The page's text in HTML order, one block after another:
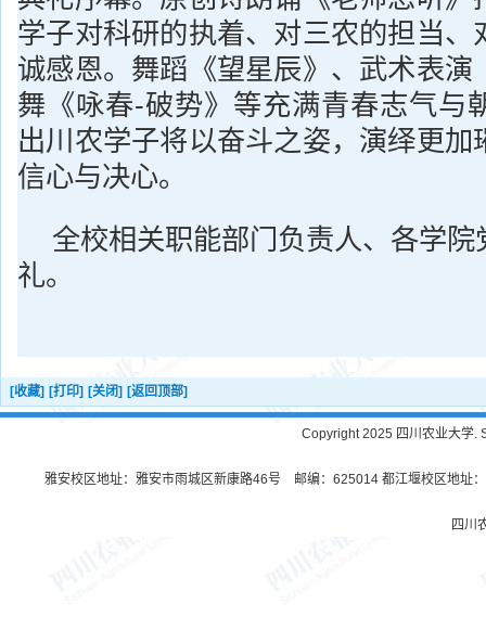
学子对科研的执着、对三农的担当、
诚感恩。舞蹈《望星辰》、武术表演
舞《咏春-破势》等充满青春志气与
出川农学子将以奋斗之姿，演绎更加
信心与决心。
全校相关职能部门负责人、各学
礼。
[收藏] [打印] [关闭] [返回顶部]
Copyright 2025 四川农业大学.
雅安校区地址：雅安市雨城区新康路46号 邮编：625014 都江堰校区地址
四川